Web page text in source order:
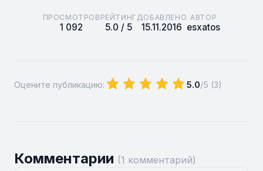
ПРОСМОТРОВ
1 092
РЕЙТИНГ
5.0 / 5
ДОБАВЛЕНО
15.11.2016
АВТОР
esxatos
Оцените публикацию: 5.0/5 (3)
Комментарии (1 комментарий)